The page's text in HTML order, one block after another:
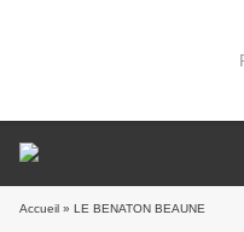
Accueil » LE BENATON BEAUNE